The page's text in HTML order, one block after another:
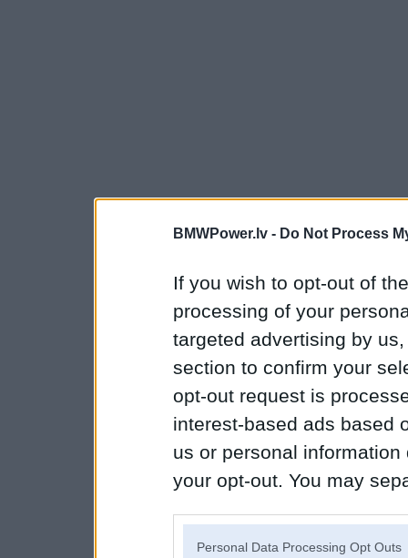
BMWPower.lv - Do Not Process
If you wish to opt-out of
processing of your
targeted advertising by
section to confirm your
opt-out request is
interest-based ads based
us or personal
your opt-out. You may
Personal Data Processing Opt Outs